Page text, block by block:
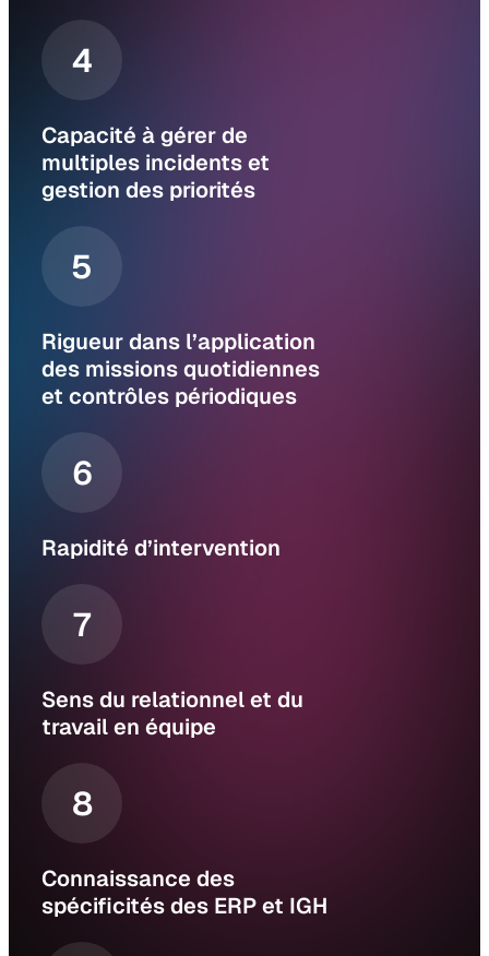
4
Capacité à gérer de
multiples incidents et
gestion des priorités
5
Rigueur dans l’application
des missions quotidiennes
et contrôles périodiques
6
Rapidité d’intervention
7
Sens du relationnel et du
travail en équipe
8
Connaissance des
spécificités des ERP et IGH